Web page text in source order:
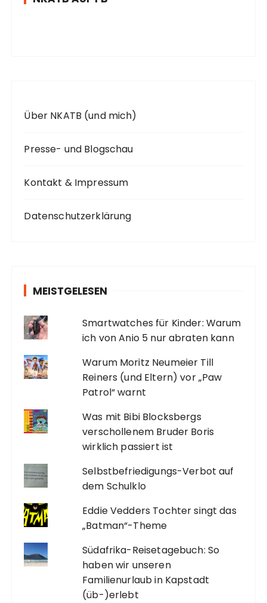
Über NKATB (und mich)
Presse- und Blogschau
Kontakt & Impressum
Datenschutzerklärung
MEISTGELESEN
Smartwatches für Kinder: Warum
ich von Anio 5 nur abraten kann
Warum Moritz Neumeier Till
Reiners (und Eltern) vor „Paw
Patrol“ warnt
Was mit Bibi Blocksbergs
verschollenem Bruder Boris
wirklich passiert ist
Selbstbefriedigungs-Verbot auf
dem Schulklo
Eddie Vedders Tochter singt das
„Batman“-Theme
Südafrika-Reisetagebuch: So
haben wir unseren
Familienurlaub in Kapstadt
(üb-)erlebt